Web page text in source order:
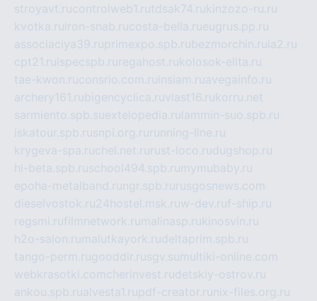
stroyavt.rucontrolweb1.rutdsak74.rukinzozo-ru.ru
kvotka.ru iron-snab.rucosta-bella.rueugrus.pp.ru
associaciya39.ruprimexpo.spb.rubezmorchin.ru ia2.ru
cpt21.ru ispecspb.ru regahost.rukolosok-elita.ru
tae-kwon.ruconsrio.com.ru insiam.ruavegainfo.ru
archery161.rubigencyclica.ruvlast16.rukorru.net
sarmiento.spb.suextelopedia.ru lammin-suo.spb.ru
iskatour.spb.rusnpi.org.ru running-line.ru
krygeva-spa.ruchel.net.ru rust-loco.rudugshop.ru
hl-beta.spb.ruschool494.spb.ru mymubaby.ru
epoha-metalband.ru ngr.spb.ru rusgosnews.com
dieselvostok.ru24hostel.msk.ruw-dev.ruf-ship.ru
regsmi.rufilmnetwork.ru malinasp.rukinosvin.ru
h2o-salon.ru malutkayork.rudeltaprim.spb.ru
tango-perm.rugooddir.rusgv.su multiki-online.com
webkrasotki.comcherinvest.rudetskiy-ostrov.ru
ankou.spb.rualvesta1.rupdf-creator.ru nix-files.org.ru